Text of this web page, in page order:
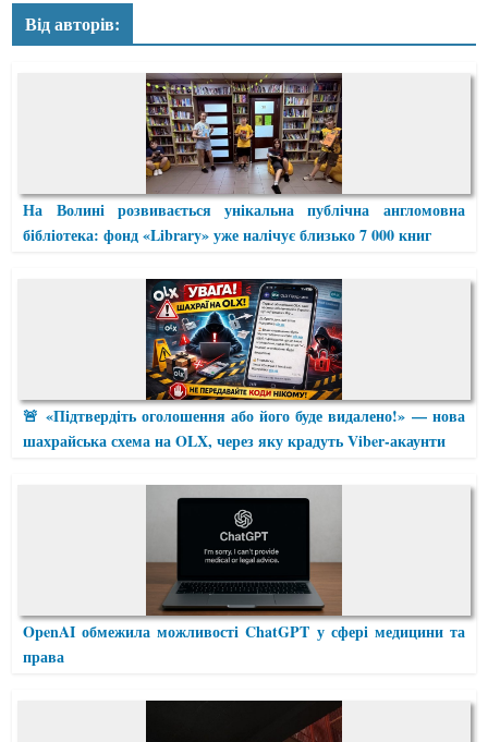
Від авторів:
На Волині розвивається унікальна публічна англомовна
бібліотека: фонд «Library» уже налічує близько 7 000 книг
🚨 «Підтвердіть оголошення або його буде видалено!» — нова
шахрайська схема на OLX, через яку крадуть Viber-акаунти
OpenAI обмежила можливості ChatGPT у сфері медицини та
права